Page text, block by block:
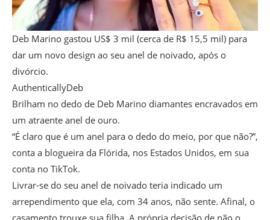
Deb Marino gastou US$ 3 mil (cerca de R$ 15,5 mil) para
dar um novo design ao seu anel de noivado, após o
divórcio.
AuthenticallyDeb
Brilham no dedo de Deb Marino diamantes encravados em
um atraente anel de ouro.
“É claro que é um anel para o dedo do meio, por que não?”,
conta a blogueira da Flórida, nos Estados Unidos, em sua
conta no TikTok.
Livrar-se do seu anel de noivado teria indicado um
arrependimento que ela, com 34 anos, não sente. Afinal, o